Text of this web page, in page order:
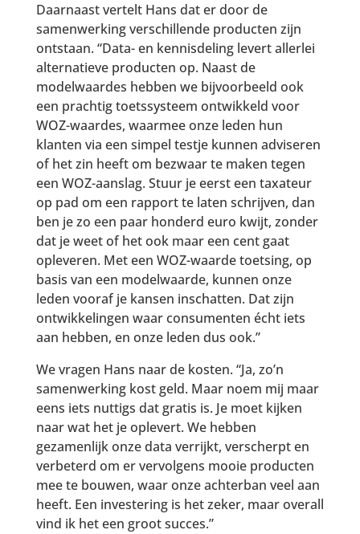
Daarnaast vertelt Hans dat er door de
samenwerking verschillende producten zijn
ontstaan. “Data- en kennisdeling levert allerlei
alternatieve producten op. Naast de
modelwaardes hebben we bijvoorbeeld ook
een prachtig toetssysteem ontwikkeld voor
WOZ-waardes, waarmee onze leden hun
klanten via een simpel testje kunnen adviseren
of het zin heeft om bezwaar te maken tegen
een WOZ-aanslag. Stuur je eerst een taxateur
op pad om een rapport te laten schrijven, dan
ben je zo een paar honderd euro kwijt, zonder
dat je weet of het ook maar een cent gaat
opleveren. Met een WOZ-waarde toetsing, op
basis van een modelwaarde, kunnen onze
leden vooraf je kansen inschatten. Dat zijn
ontwikkelingen waar consumenten écht iets
aan hebben, en onze leden dus ook.”
We vragen Hans naar de kosten. “Ja, zo’n
samenwerking kost geld. Maar noem mij maar
eens iets nuttigs dat gratis is. Je moet kijken
naar wat het je oplevert. We hebben
gezamenlijk onze data verrijkt, verscherpt en
verbeterd om er vervolgens mooie producten
mee te bouwen, waar onze achterban veel aan
heeft. Een investering is het zeker, maar overall
vind ik het een groot succes.”